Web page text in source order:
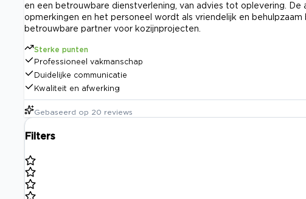
en een betrouwbare dienstverlening, van advies tot oplevering.
opmerkingen en het personeel wordt als vriendelijk en
betrouwbare partner voor kozijnprojecten.
Sterke punten
Professioneel vakmanschap
Duidelijke communicatie
Kwaliteit en afwerking
Gebaseerd op 20 reviews
Filters